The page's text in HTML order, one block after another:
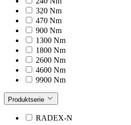
320 Nm
470 Nm
900 Nm
1300 Nm
1800 Nm
2600 Nm
4600 Nm
9900 Nm
Produktserie
RADEX-N